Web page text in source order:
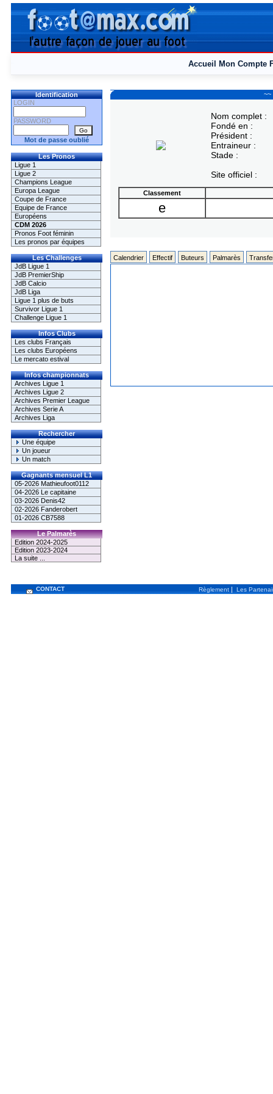
Accueil Mon Compte
Identification
LOGIN
PASSWORD
Mot de passe oublié
Les Pronos
Ligue 1
Ligue 2
Champions League
Europa League
Coupe de France
Equipe de France
Européens
CDM 2026
Pronos Foot féminin
Les pronos par équipes
Les Challenges
JdB Ligue 1
JdB PremierShip
JdB Calcio
JdB Liga
Ligue 1 plus de buts
Survivor Ligue 1
Challenge Ligue 1
Infos Clubs
Les clubs Français
Les clubs Européens
Le mercato estival
Infos championnats
Archives Ligue 1
Archives Ligue 2
Archives Premier League
Archives Serie A
Archives Liga
Rechercher
Une équipe
Un joueur
Un match
Gagnants mensuel L1
05-2026 Mathieufoot0112
04-2026 Le capitaine
03-2026 Denis42
02-2026 Fanderobert
01-2026 CB7588
Le Palmarès
Edition 2024-2025
Edition 2023-2024
La suite ...
~~
Nom complet :
Fondé en :
Président :
Entraineur :
Stade :
Site officiel :
Classement
e
Calendrier Effectif Buteurs Palmarès
CONTACT Règlement | Les